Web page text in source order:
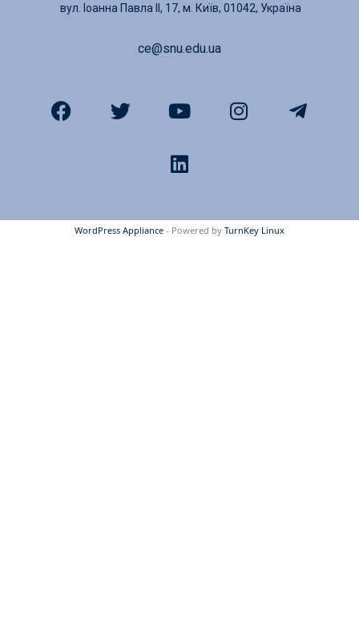
вул. Іоанна Павла ІІ, 17, м. Київ, 01042, Україна
ce@snu.edu.ua
WordPress Appliance - Powered by TurnKey Linux